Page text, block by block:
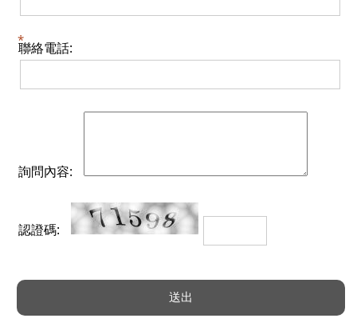
聯絡電話:
詢問內容:
認證碼: